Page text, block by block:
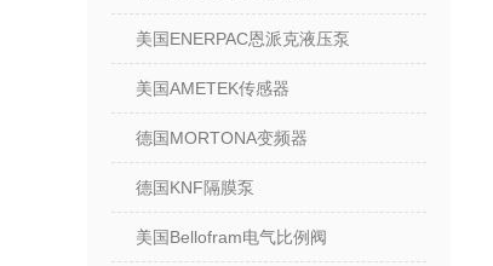
美国ENERPAC恩派克液压泵
美国AMETEK传感器
德国MORTONA变频器
德国KNF隔膜泵
美国Bellofram电气比例阀